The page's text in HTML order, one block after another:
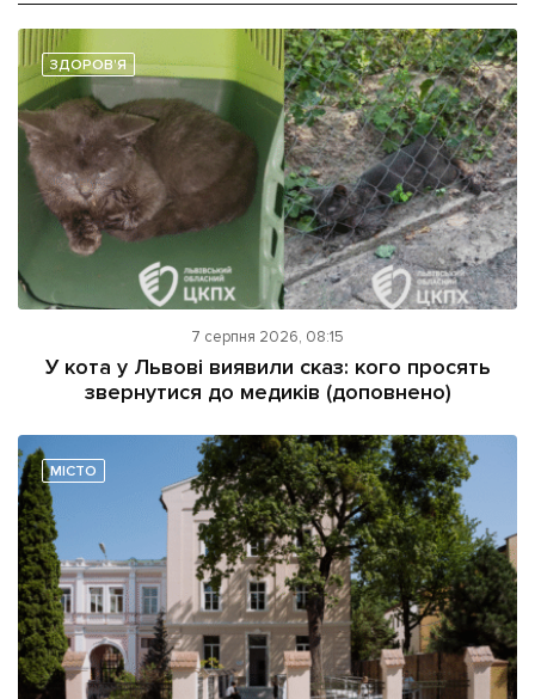
ЗДОРОВ'Я
7 серпня 2026, 08:15
У кота у Львові виявили сказ: кого просять
звернутися до медиків (доповнено)
МІСТО